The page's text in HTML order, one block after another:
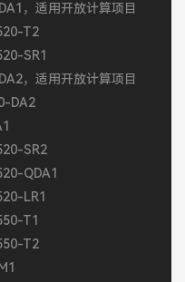
，适用开放计算项目
T2
SR1
，适用开放计算项目
DA2
SR2
QDA1
LR1
T1
T2